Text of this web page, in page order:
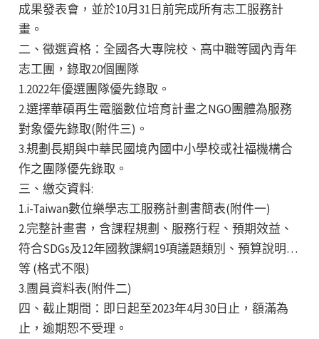
成果發表會，並於10月31日前完成所有志工服務計
畫。
二、徵選資格：全國各大專院校、高中職等國內青年
志工團，錄取20個團隊
1.2022年優選團隊優先錄取。
2.選擇華碩再生電腦數位培育計畫之NGO團體為服務
對象優先錄取(附件三)。
3.規劃長期與中華民國境內國中小學校或社福機構合
作之團隊優先錄取。
三、繳交資料:
1.i-Taiwan數位樂學志工服務計劃書簡表(附件一)
2.完整計畫書，含課程規劃、服務行程、預期效益、
符合SDGs及12年國教課綱19項議題類別、預算說明…
等 (格式不限)
3.團員資料表(附件二)
四、截止期間：即日起至2023年4月30日止，額滿為
止，逾期恕不受理。